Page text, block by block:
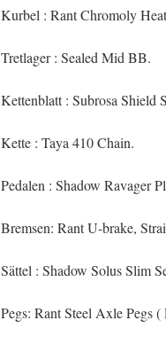
Kurbel : Rant Chromoly
Tretlager : Sealed Mid BB.
Kettenblatt : Subrosa Shield
Kette : Taya 410 Chain.
Pedalen : Shadow Ravager
Bremsen: Rant U-brake,
Sättel : Shadow Solus Slim
Pegs: Rant Steel Axle Pegs (